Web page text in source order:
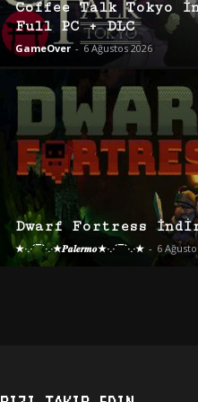
Coffee Talk Tokyo
Full PC + DLC
GameOver - 6 Ağustos 2026
Dwarf Fortress
★·.·´¯`·.·★𝑷𝒂𝒍𝒆𝒓𝒎𝒐★·.·´¯`·.·★ - 6